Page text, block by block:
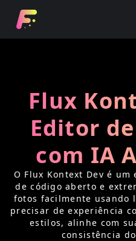
Flux
Editor
com IA
O Flux Kontext Dev é
de código aberto e
fotos facilmente usando
precisar de experiência
estilos, alinhe com
consistência